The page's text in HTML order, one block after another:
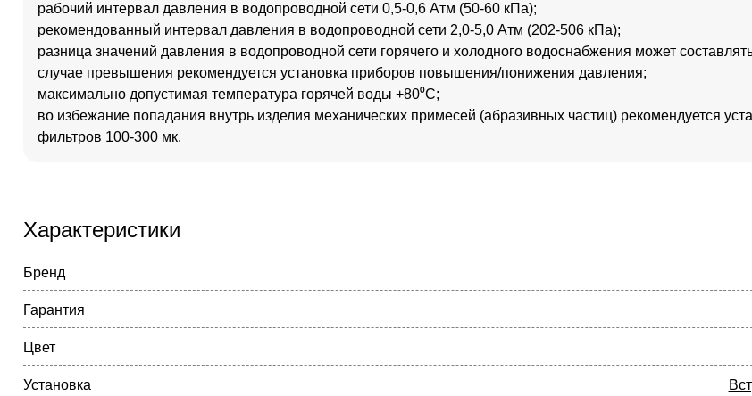
рабочий интервал давления в водопроводной сети 0,5-0,6 Атм (50-60 кПа);
рекомендованный интервал давления в водопроводной сети 2,0-5,0 Атм (202-506 кПа);
разница значений давления в водопроводной сети горячего и холодного водоснабжения может
случае превышения рекомендуется установка приборов повышения/понижения давления;
максимально допустимая температура горячей воды +80⁰С;
во избежание попадания внутрь изделия механических примесей (абразивных частиц) рекомендуется
фильтров 100-300 мк.
Характеристики
Бренд
Гарантия
Цвет
Установка